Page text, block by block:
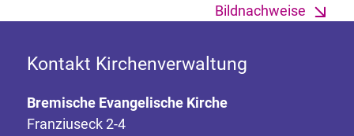
Bildnachweise
Kontakt Kirchenverwaltung
Bremische Evangelische Kirche
Franziuseck 2-4